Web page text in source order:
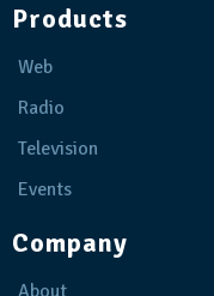
Products
Web
Radio
Television
Events
Company
About